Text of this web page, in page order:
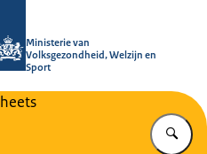
Ministerie van
Volksgezondheid, Welzijn en
Sport